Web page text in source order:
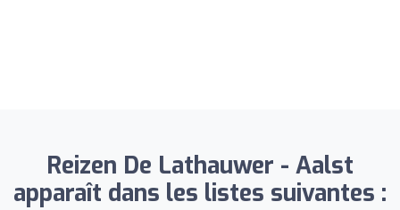
Reizen De Lathauwer - Aalst
apparaît dans les listes suivantes :